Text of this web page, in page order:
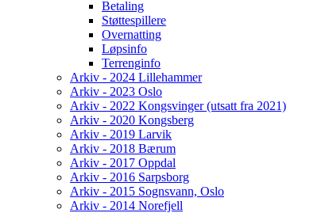
Betaling
Støttespillere
Overnatting
Løpsinfo
Terrenginfo
Arkiv - 2024 Lillehammer
Arkiv - 2023 Oslo
Arkiv - 2022 Kongsvinger (utsatt fra 2021)
Arkiv - 2020 Kongsberg
Arkiv - 2019 Larvik
Arkiv - 2018 Bærum
Arkiv - 2017 Oppdal
Arkiv - 2016 Sarpsborg
Arkiv - 2015 Sognsvann, Oslo
Arkiv - 2014 Norefjell